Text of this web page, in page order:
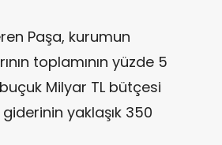
Paşa, kurumun
toplamının yüzde 5
Milyar TL bütçesi
yaklaşık 350